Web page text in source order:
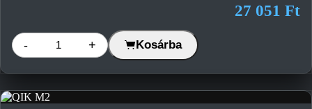
mindig a DITEC gyári rugóválasztó táblázata alapján kell
elvégezni.
27 051 Ft
- + Kosárba